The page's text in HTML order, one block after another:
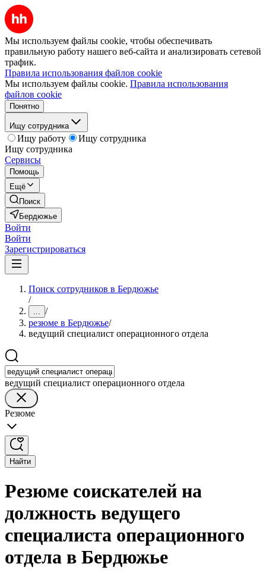
Мы используем файлы cookie, чтобы обеспечивать
правильную работу нашего веб-сайта и анализировать сетевой
трафик.
Правила использования файлов cookie
Мы используем файлы cookie. Правила использования
файлов cookie
Понятно
Ищу сотрудника
Ищу работу
Ищу сотрудника
Ищу сотрудника
Сервисы
Помощь
Ещё
Поиск
Бердюжье
Войти
Войти
Зарегистрироваться
Поиск сотрудников в Бердюжье
/
... /
резюме в Бердюжье/
ведущий специалист операционного отдела
ведущий специалист операционного отдела
Резюме
Найти
Резюме соискателей на
должность ведущего
специалиста операционного
отдела в Бердюжье